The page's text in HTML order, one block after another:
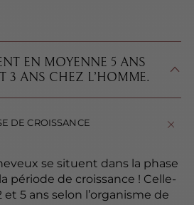
EN MOYENNE 5 ANS
3 ANS CHEZ L’HOMME.
DE CROISSANCE
se situent dans la phase
période de croissance ! Celle-
5 ans selon l’organisme de